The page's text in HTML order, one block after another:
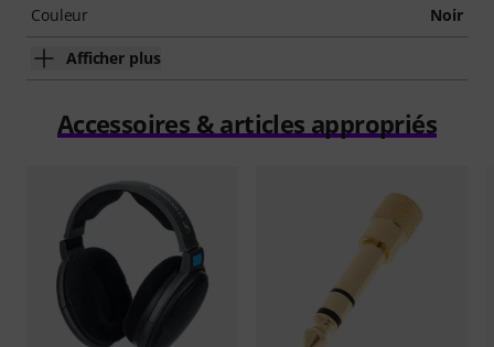
Couleur Noir
Afficher plus
Accessoires & articles appropriés